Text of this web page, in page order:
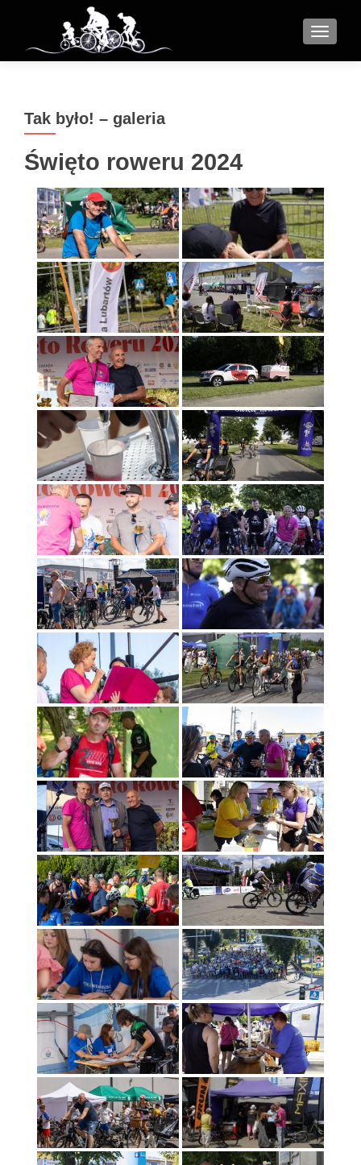
MENU
Tak było! – galeria
Święto roweru 2024